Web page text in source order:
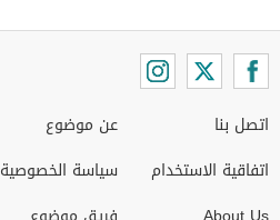
اتصل بنا
اتفاقية الاستخدام
عن موضوع
سياسة الخصوصية